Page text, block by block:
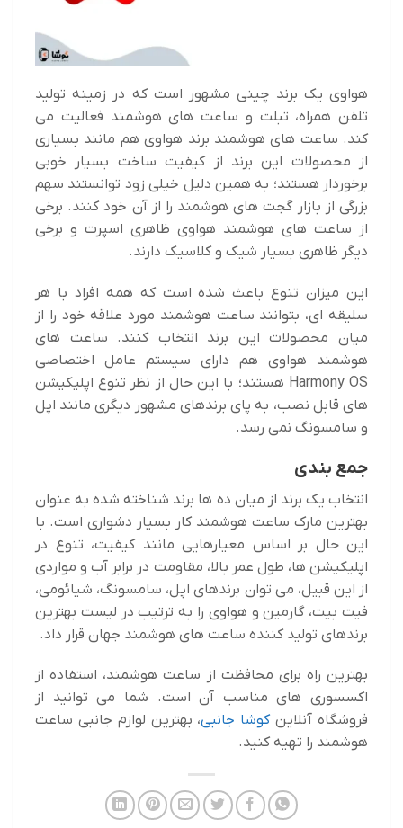
هواوی یک برند چینی مشهور است که در زمینه تولید
تلفن همراه، تبلت و ساعت های هوشمند فعالیت می
کند. ساعت های هوشمند برند هواوی هم مانند بسیاری
از محصولات این برند از کیفیت ساخت بسیار خوبی
برخوردار هستند؛ به همین دلیل خیلی زود توانستند سهم
بزرگی از بازار گجت های هوشمند را از آن خود کنند. برخی
از ساعت های هوشمند هواوی ظاهری اسپرت و برخی
دیگر ظاهری بسیار شیک و کلاسیک دارند.
این میزان تنوع باعث شده است که همه افراد با هر
سلیقه ای، بتوانند ساعت هوشمند مورد علاقه خود را از
میان محصولات این برند انتخاب کنند. ساعت های
هوشمند هواوی هم دارای سیستم عامل اختصاصی
Harmony OS هستند؛ با این حال از نظر تنوع اپلیکیشن
های قابل نصب، به پای برندهای مشهور دیگری مانند اپل
و سامسونگ نمی رسد.
جمع بندی
انتخاب یک برند از میان ده ها برند شناخته شده به عنوان
بهترین مارک ساعت هوشمند کار بسیار دشواری است. با
این حال بر اساس معیارهایی مانند کیفیت، تنوع در
اپلیکیشن ها، طول عمر بالا، مقاومت در برابر آب و مواردی
از این قبیل، می توان برندهای اپل، سامسونگ، شیائومی،
فیت بیت، گارمین و هواوی را به ترتیب در لیست بهترین
برندهای تولید کننده ساعت های هوشمند جهان قرار داد.
بهترین راه برای محافظت از ساعت هوشمند، استفاده از
اکسسوری های مناسب آن است. شما می توانید از
فروشگاه آنلاینکوشا جانبی، بهترین لوازم جانبی ساعت
هوشمند را تهیه کنید.